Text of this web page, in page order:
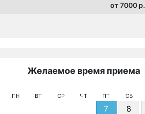
от 7000 p.
Желаемое время приема
ПН ВТ СР ЧТ ПТ СБ
7 8